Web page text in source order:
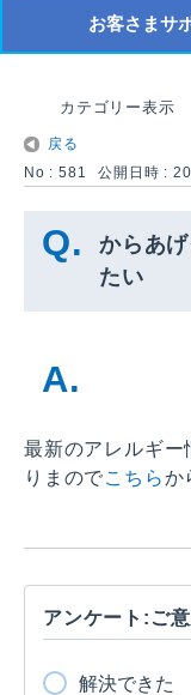
お客さまサ
カテゴリー表示
戻る
No : 581
公開日時 :
からあ
たい
最新のアレルギー
りまのでこちらか
アンケート:ご
解決できた